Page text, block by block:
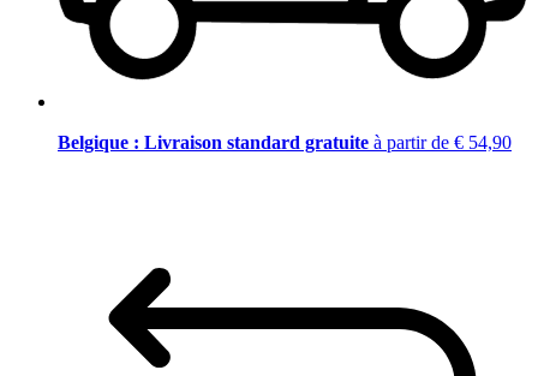
Belgique : Livraison standard gratuite à partir de € 54,90